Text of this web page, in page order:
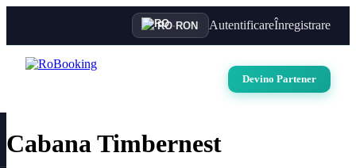
RO·RON AutentificareÎnregistrare
Devino Partener
Cabana Timbernest